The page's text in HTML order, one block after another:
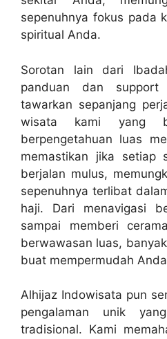
sepenuhnya fokus pada
spiritual Anda.
Sorotan lain dari
panduan dan
tawarkan sepanjang
wisata kami yang
berpengetahuan luas
memastikan jika setiap
berjalan mulus,
sepenuhnya terlibat
haji. Dari menavigasi
sampai memberi
berwawasan luas,
buat mempermudah
Alhijaz Indowisata pun
pengalaman unik
tradisional. Kami